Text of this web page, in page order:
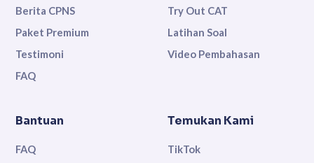
Berita CPNS
Paket Premium
Testimoni
FAQ
Try Out CAT
Latihan Soal
Video Pembahasan
Bantuan
FAQ
Temukan Kami
TikTok